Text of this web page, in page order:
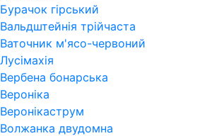
Бурачок гірський
Вальдштейнія трійчаста
Ваточник м'ясо-червоний
Лусімахія
Вербена бонарська
Вероніка
Веронікаструм
Волжанка двудомна